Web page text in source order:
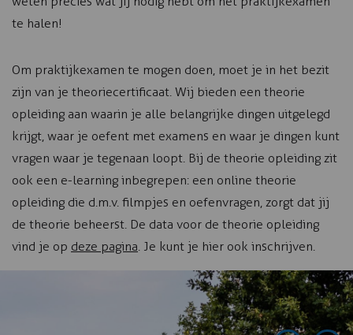
te halen!
Om praktijkexamen te mogen doen, moet je in het bezit
zijn van je theoriecertificaat. Wij bieden een theorie
opleiding aan waarin je alle belangrijke dingen uitgelegd
krijgt, waar je oefent met examens en waar je dingen kunt
vragen waar je tegenaan loopt. Bij de theorie opleiding zit
ook een e-learning inbegrepen: een online theorie
opleiding die d.m.v. filmpjes en oefenvragen, zorgt dat jij
de theorie beheerst. De data voor de theorie opleiding
vind je op deze pagina. Je kunt je hier ook inschrijven.